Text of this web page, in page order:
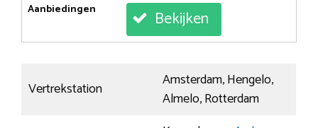
Aanbiedingen
Bekijken
Vertrekstation
Amsterdam, Hengelo,
Almelo, Rotterdam